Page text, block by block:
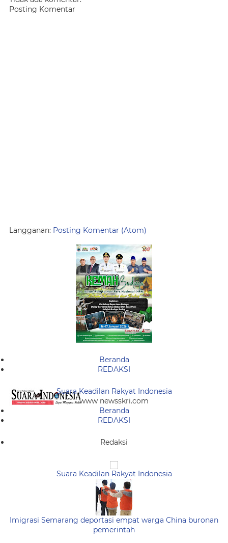
Posting Komentar
Langganan: Posting Komentar (Atom)
Beranda
REDAKSI
Suara Keadilan Rakyat Indonesia
www newsskri.com
Beranda
REDAKSI
Redaksi
Suara Keadilan Rakyat Indonesia
Imigrasi Semarang deportasi empat warga China buronan
pemerintah